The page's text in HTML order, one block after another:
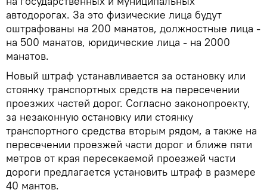
автодорогах. За это физические лица будут
оштрафованы на 200 манатов, должностные лица -
на 500 манатов, юридические лица - на 2000
манатов.
Новый штраф устанавливается за остановку или
стоянку транспортных средств на пересечении
проезжих частей дорог. Согласно законопроекту,
за незаконную остановку или стоянку
транспортного средства вторым рядом, а также на
пересечении проезжей части дорог и ближе пяти
метров от края пересекаемой проезжей части
дороги предлагается установить штраф в размере
40 мантов.